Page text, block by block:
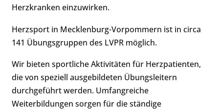
Herzkranken einzuwirken.
Herzsport in Mecklenburg-Vorpommern ist in circa
141 Übungsgruppen des LVPR möglich.
Wir bieten sportliche Aktivitäten für Herzpatienten,
die von speziell ausgebildeten Übungsleitern
durchgeführt werden. Umfangreiche
Weiterbildungen sorgen für die ständige